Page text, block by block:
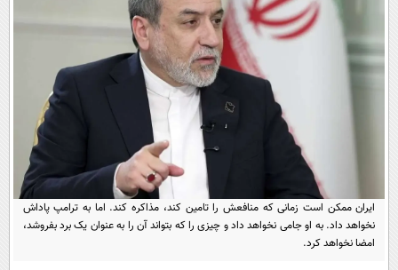
سلامت
یک برش دانایی
محیط زیست
سفر و تفریح
سیاست خارجی
فرهنگ و هنر
علم و دانش
فناوری و It
علمی
اخبار کریپتو
قرآن
گوناگون
سرگرمی
باشگاه مغز
مجله تصویری سلاح
فیلم
اقتصاد
ورزش
سیاست
عصر ایران 2
خواندنی ها و دیدنی ها
داستان کوتاه
آموزش زبان
ایران ممکن است زمانی که منافعش را تامین کند، مذاکره کند. اما به ترامپ پاداش
نخواهد داد. به او جامی نخواهد داد و چیزی را که بتواند آن را به عنوان یک برد بفروشد،
امضا نخواهد کرد.